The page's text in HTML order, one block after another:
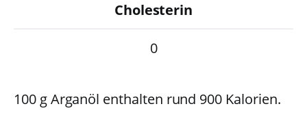
Cholesterin
0
100 g Arganöl enthalten rund 900 Kalorien.